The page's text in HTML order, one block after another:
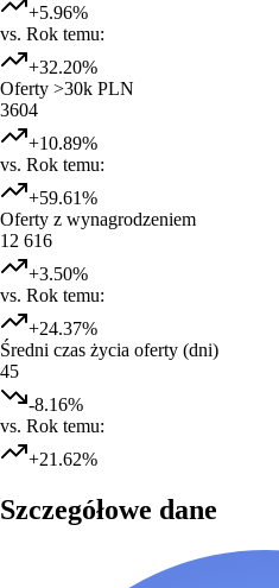
+5.96%
vs. Rok temu:
+32.20%
Oferty >30k PLN
3604
+10.89%
vs. Rok temu:
+59.61%
Oferty z wynagrodzeniem
12 616
+3.50%
vs. Rok temu:
+24.37%
Średni czas życia oferty (dni)
45
-8.16%
vs. Rok temu:
+21.62%
Szczegółowe dane